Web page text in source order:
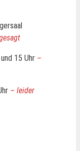
15 Uhr –
– leider